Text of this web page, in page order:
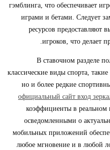
гэмблинга, что обеспечивает
играми и бетами. Следует
ресурсов предоставляют
игроков, что делает
В ставочном разделе
классические виды спорта,
но и более редкие
официальный сайт вход
коэффициенты в реальном
осведомленными о
мобильных приложений
любое мгновение и в любой